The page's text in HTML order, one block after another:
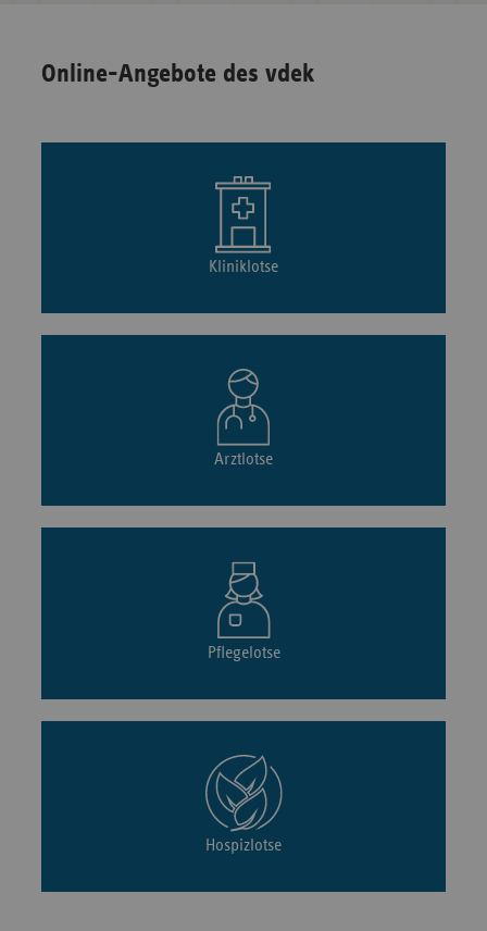
Online-Angebote des vdek
Kliniklotse
Arztlotse
Pflegelotse
Hospizlotse